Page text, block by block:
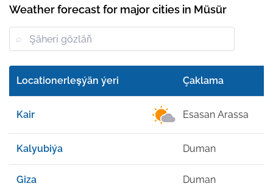
Weather forecast for major cities in Müsür
Locationerleşýän ýeri Çaklama
Kair Esasan Arassa
Kalyubiýa Duman
Giza Duman